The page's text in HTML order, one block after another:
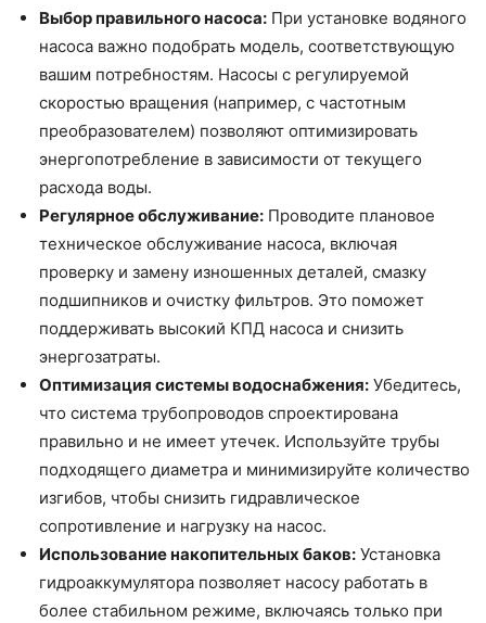
Выбор правильного насоса: При установке водяного
насоса важно подобрать модель, соответствующую
вашим потребностям. Насосы с регулируемой
скоростью вращения (например, с частотным
преобразователем) позволяют оптимизировать
энергопотребление в зависимости от текущего
расхода воды.
Регулярное обслуживание: Проводите плановое
техническое обслуживание насоса, включая
проверку и замену изношенных деталей, смазку
подшипников и очистку фильтров. Это поможет
поддерживать высокий КПД насоса и снизить
энергозатраты.
Оптимизация системы водоснабжения: Убедитесь,
что система трубопроводов спроектирована
правильно и не имеет утечек. Используйте трубы
подходящего диаметра и минимизируйте количество
изгибов, чтобы снизить гидравлическое
сопротивление и нагрузку на насос.
Использование накопительных баков: Установка
гидроаккумулятора позволяет насосу работать в
более стабильном режиме, включаясь только при